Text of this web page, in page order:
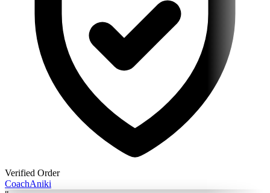
Verified Order
CoachAniki